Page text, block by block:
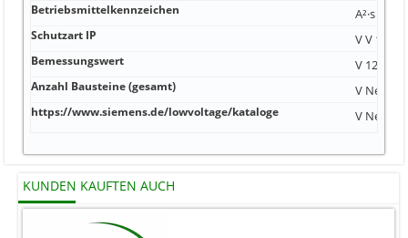
Betriebsmittelkennzeichen A²·s 1 A
Schutzart IP V V 1,5 kg
Bemessungswert V 127
Anzahl Bausteine (gesamt) V Nein
https://www.siemens.de/lowvoltage/kataloge V Nein
KUNDEN KAUFTEN AUCH